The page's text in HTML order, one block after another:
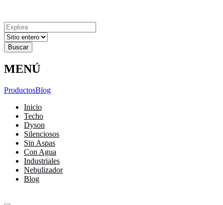
Resultados
para
MENÚ
ProductosBlog
Inicio
Techo
Dyson
Silenciosos
Sin Aspas
Con Agua
Industriales
Nebulizador
Blog